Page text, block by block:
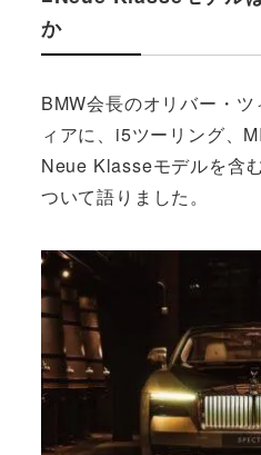
か
BMW会長のオリバー・
ィアに、i5ツーリング、
Neue Klasseモデルを含
ついて語りました。